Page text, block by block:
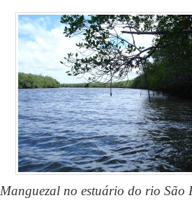
Manguezal no estuário do rio São